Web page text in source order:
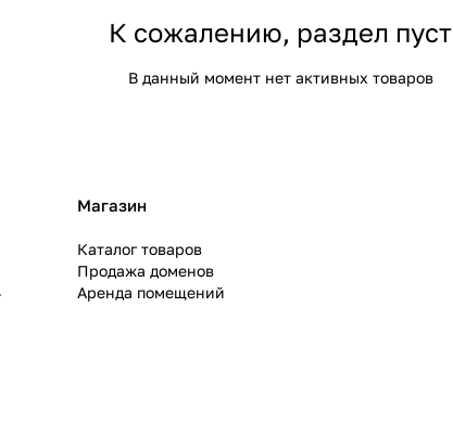
К сожалению, раздел пуст
В данный момент нет активных товаров
Магазин
Каталог товаров
Продажа доменов
Аренда помещений